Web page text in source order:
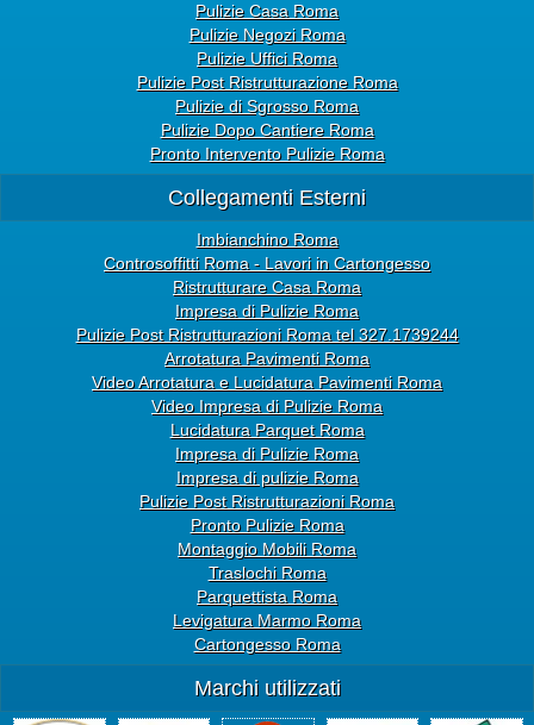
Pulizie Casa Roma
Pulizie Negozi Roma
Pulizie Uffici Roma
Pulizie Post Ristrutturazione Roma
Pulizie di Sgrosso Roma
Pulizie Dopo Cantiere Roma
Pronto Intervento Pulizie Roma
Collegamenti Esterni
Imbianchino Roma
Controsoffitti Roma - Lavori in Cartongesso
Ristrutturare Casa Roma
Impresa di Pulizie Roma
Pulizie Post Ristrutturazioni Roma tel 327.1739244
Arrotatura Pavimenti Roma
Video Arrotatura e Lucidatura Pavimenti Roma
Video Impresa di Pulizie Roma
Lucidatura Parquet Roma
Impresa di Pulizie Roma
Impresa di pulizie Roma
Pulizie Post Ristrutturazioni Roma
Pronto Pulizie Roma
Montaggio Mobili Roma
Traslochi Roma
Parquettista Roma
Levigatura Marmo Roma
Cartongesso Roma
Marchi utilizzati